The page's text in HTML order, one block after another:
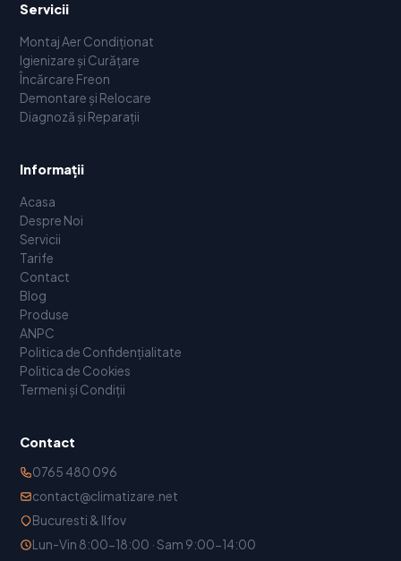
Servicii
Montaj Aer Condiționat
Igienizare și Curățare
Încărcare Freon
Demontare și Relocare
Diagnoză și Reparații
Informații
Acasa
Despre Noi
Servicii
Tarife
Contact
Blog
Produse
ANPC
Politica de Confidențialitate
Politica de Cookies
Termeni și Condiții
Contact
0765 480 096
contact@climatizare.net
Bucuresti & Ilfov
Lun-Vin 8:00-18:00 · Sam 9:00-14:00